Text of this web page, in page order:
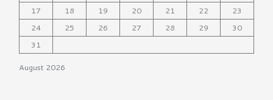
August 2026
17
18 19 20 21 22
23
24
25 26 27 28 29
30
31